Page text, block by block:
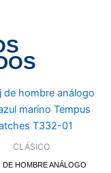
CLÁSICO
DE HOMBRE ANÁLOGO